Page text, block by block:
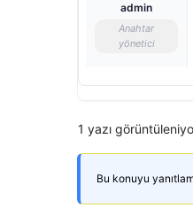
admin
Anahtar
yönetici
1 yazı
Bu konuyu